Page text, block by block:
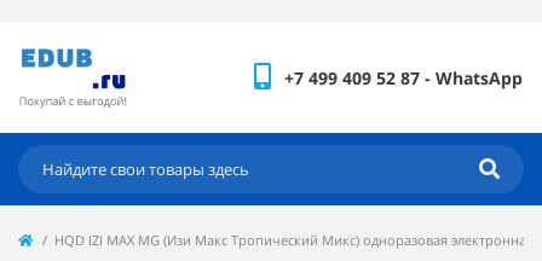
+7 499 409 52 87 - WhatsApp
HQD IZI MAX MG (Изи Макс Тропический Микс) одноразовая электронная